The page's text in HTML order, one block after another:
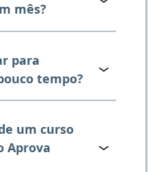
mês?
para
tempo?
um curso
Aprova